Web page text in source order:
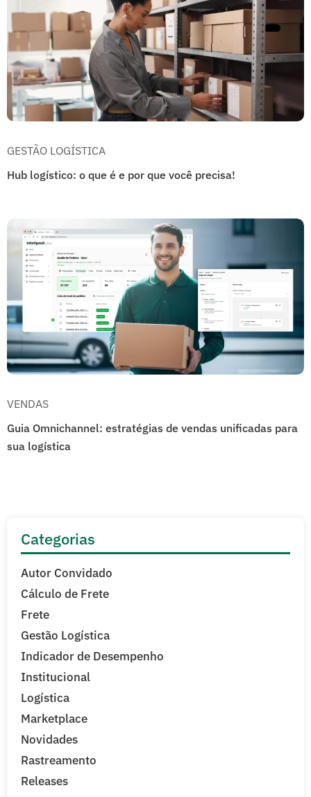
GESTÃO LOGÍSTICA
Hub logístico: o que é e por que você precisa!
VENDAS
Guia Omnichannel: estratégias de vendas unificadas para
sua logística
Categorias
Autor Convidado
Cálculo de Frete
Frete
Gestão Logística
Indicador de Desempenho
Institucional
Logística
Marketplace
Novidades
Rastreamento
Releases